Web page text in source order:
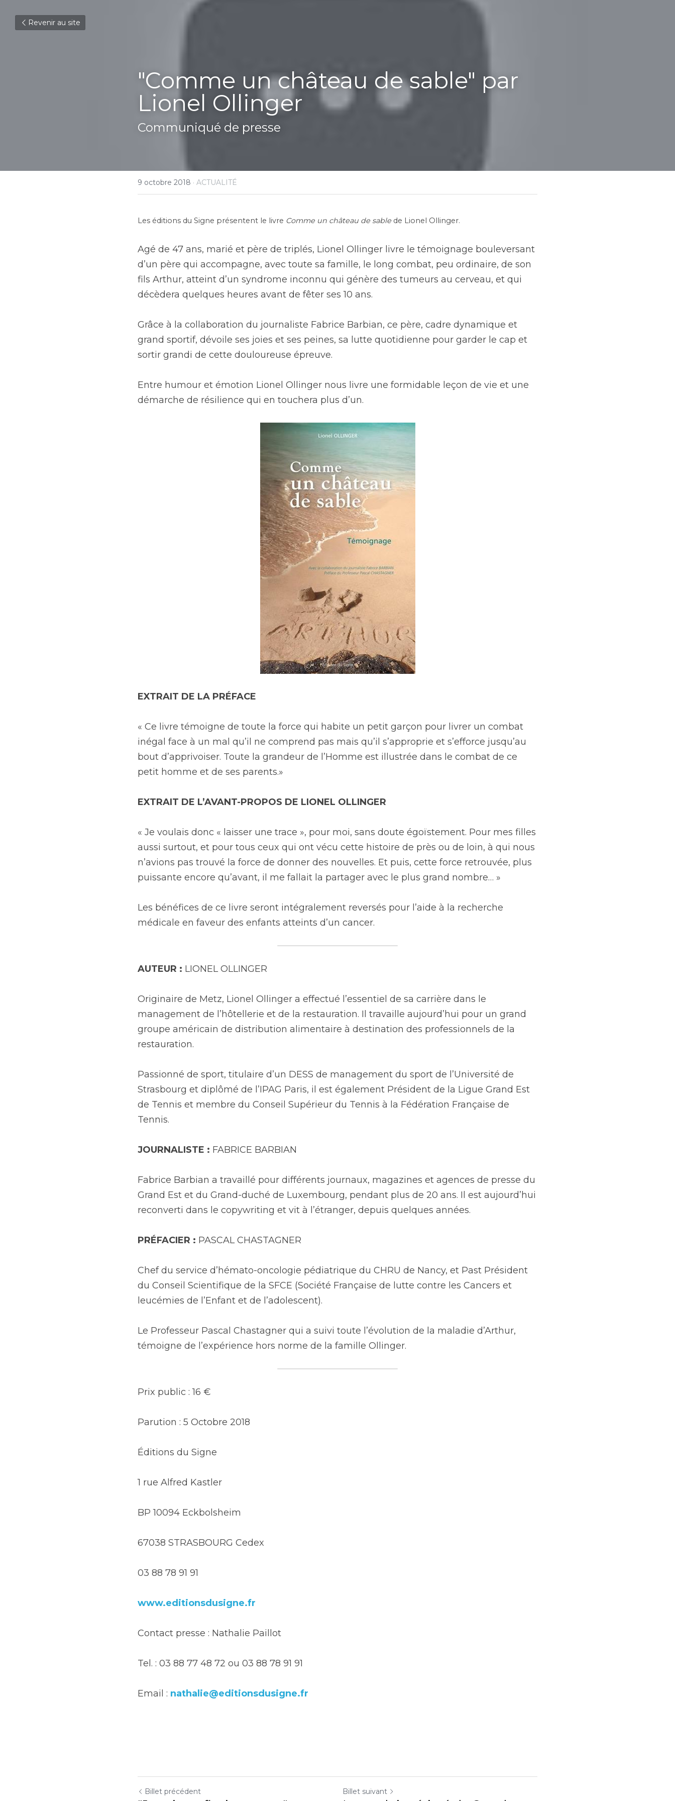
Revenir au site
"Comme un château de sable" par
Lionel Ollinger
Communiqué de presse
9 octobre 2018 · ACTUALITÉ
Les éditions du Signe présentent le livre Comme un château de sable de Lionel Ollinger.
Agé de 47 ans, marié et père de triplés, Lionel Ollinger livre le témoignage bouleversant
d’un père qui accompagne, avec toute sa famille, le long combat, peu ordinaire, de son
fils Arthur, atteint d’un syndrome inconnu qui génère des tumeurs au cerveau, et qui
décèdera quelques heures avant de fêter ses 10 ans.
Grâce à la collaboration du journaliste Fabrice Barbian, ce père, cadre dynamique et
grand sportif, dévoile ses joies et ses peines, sa lutte quotidienne pour garder le cap et
sortir grandi de cette douloureuse épreuve.
Entre humour et émotion Lionel Ollinger nous livre une formidable leçon de vie et une
démarche de résilience qui en touchera plus d’un.
EXTRAIT DE LA PRÉFACE
« Ce livre témoigne de toute la force qui habite un petit garçon pour livrer un combat
inégal face à un mal qu’il ne comprend pas mais qu’il s’approprie et s’efforce jusqu’au
bout d’apprivoiser. Toute la grandeur de l’Homme est illustrée dans le combat de ce
petit homme et de ses parents.»
EXTRAIT DE L’AVANT-PROPOS DE LIONEL OLLINGER
« Je voulais donc « laisser une trace », pour moi, sans doute égoïstement. Pour mes filles
aussi surtout, et pour tous ceux qui ont vécu cette histoire de près ou de loin, à qui nous
n’avions pas trouvé la force de donner des nouvelles. Et puis, cette force retrouvée, plus
puissante encore qu’avant, il me fallait la partager avec le plus grand nombre… »
Les bénéfices de ce livre seront intégralement reversés pour l’aide à la recherche
médicale en faveur des enfants atteints d’un cancer.
AUTEUR : LIONEL OLLINGER
Originaire de Metz, Lionel Ollinger a effectué l’essentiel de sa carrière dans le
management de l’hôtellerie et de la restauration. Il travaille aujourd’hui pour un grand
groupe américain de distribution alimentaire à destination des professionnels de la
restauration.
Passionné de sport, titulaire d’un DESS de management du sport de l’Université de
Strasbourg et diplômé de l’IPAG Paris, il est également Président de la Ligue Grand Est
de Tennis et membre du Conseil Supérieur du Tennis à la Fédération Française de
Tennis.
JOURNALISTE : FABRICE BARBIAN
Fabrice Barbian a travaillé pour différents journaux, magazines et agences de presse du
Grand Est et du Grand-duché de Luxembourg, pendant plus de 20 ans. Il est aujourd’hui
reconverti dans le copywriting et vit à l’étranger, depuis quelques années.
PRÉFACIER : PASCAL CHASTAGNER
Chef du service d’hémato-oncologie pédiatrique du CHRU de Nancy, et Past Président
du Conseil Scientifique de la SFCE (Société Française de lutte contre les Cancers et
leucémies de l’Enfant et de l’adolescent).
Le Professeur Pascal Chastagner qui a suivi toute l’évolution de la maladie d’Arthur,
témoigne de l’expérience hors norme de la famille Ollinger.
Prix public : 16 €
Parution : 5 Octobre 2018
Éditions du Signe
1 rue Alfred Kastler
BP 10094 Eckbolsheim
67038 STRASBOURG Cedex
03 88 78 91 91
www.editionsdusigne.fr
Contact presse : Nathalie Paillot
Tel. : 03 88 77 48 72 ou 03 88 78 91 91
Email : nathalie@editionsdusigne.fr
Billet précédent Billet suivant